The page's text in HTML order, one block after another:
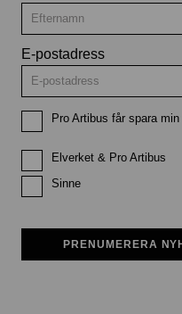
E-postadress
Pro Artibus får spara
Elverket & Pro Artibus
Sinne
PRENUMERERA